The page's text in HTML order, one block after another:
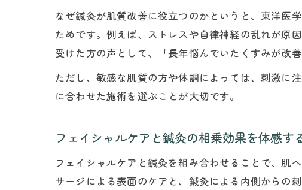
敏感
なぜ鍼灸が肌質改善に役立つのかというと、東洋医
ためです。例えば、ストレスや自律神経の乱れが原
受けた方の声として、「長年悩んでいたくすみが改
ただし、敏感な肌質の方や体調によっては、刺激に
に合わせた施術を選ぶことが大切です。
フェイシャルケアと鍼灸の相乗効果を体感す
フェイシャルケアと鍼灸を組み合わせることで、肌
サージによる表面のケアと、鍼灸による内側からの